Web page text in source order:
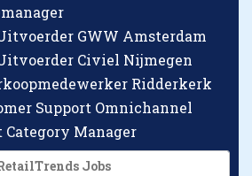
GWW Amsterdam
Civiel Nijmegen
Ridderkerk
Support Omnichannel
Category Manager
Jobs